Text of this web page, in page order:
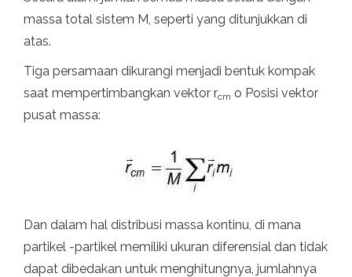
massa total sistem M, seperti yang ditunjukkan di
atas.
Tiga persamaan dikurangi menjadi bentuk kompak
saat mempertimbangkan vektor rcm o Posisi vektor
pusat massa:
Dan dalam hal distribusi massa kontinu, di mana
partikel -partikel memiliki ukuran diferensial dan tidak
dapat dibedakan untuk menghitungnya, jumlahnya